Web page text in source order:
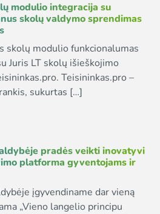
modulio integracija su
skolų valdymo sprendimas
skolų modulio funkcionalumas
Juris LT skolų išieškojimo
Teisininkas.pro –
sukurtas […]
pradės veikti inovatyvi
platforma gyventojams ir
įgyvendiname dar vieną
„Vieno langelio principu